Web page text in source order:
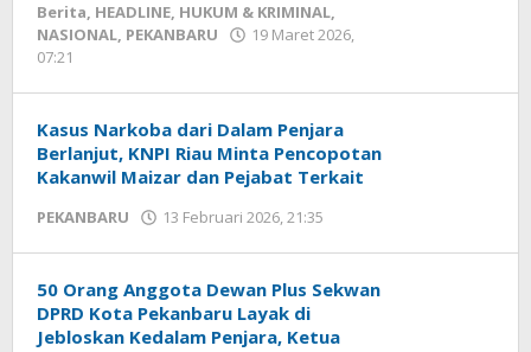
Berita, HEADLINE, HUKUM & KRIMINAL,
NASIONAL, PEKANBARU
19 Maret 2026,
07:21
Kasus Narkoba dari Dalam Penjara
Berlanjut, KNPI Riau Minta Pencopotan
Kakanwil Maizar dan Pejabat Terkait
PEKANBARU 13 Februari 2026, 21:35
50 Orang Anggota Dewan Plus Sekwan
DPRD Kota Pekanbaru Layak di
Jebloskan Kedalam Penjara, Ketua